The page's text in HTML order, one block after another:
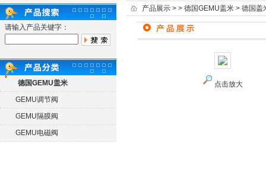
请输入产品关键字：
德国GEMU盖米
GEMU调节阀
GEMU隔膜阀
GEMU电磁阀
产品展示 > > 德国GEMU盖米 > 德国盖
点击放大